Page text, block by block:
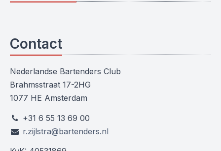
Contact
Nederlandse Bartenders Club
Brahmsstraat 17-2HG
1077 HE Amsterdam
+31 6 55 13 69 00
r.zijlstra@bartenders.nl